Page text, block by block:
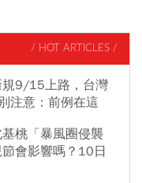
/ HOT ARTICLES /
9/15上路，台灣
注意：前例在這
桃「暴風圈侵襲
會影響嗎？10日